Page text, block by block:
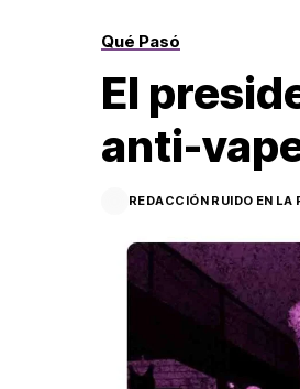
Qué Pasó
El
anti-
REDACCIÓN RUIDO EN LA